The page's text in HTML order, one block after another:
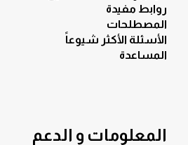
روابط مفيدة
المصطلحات
الأسئلة الأكثر شيوعاً
المساعدة
المعلومات و الدعم